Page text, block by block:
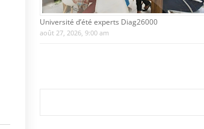
Université d’été experts Diag26000
août 27, 2026, 9:00 am